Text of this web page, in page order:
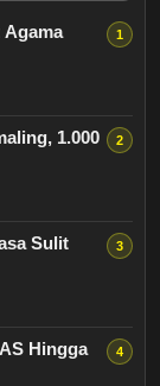
Agama
1.000
Sulit
Hingga